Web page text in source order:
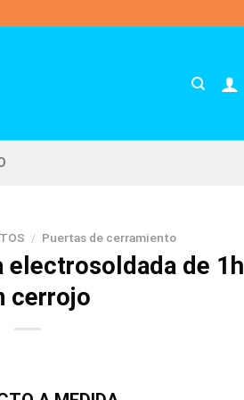
/ Puertas de cerramiento
electrosoldada de 1h
cerrojo